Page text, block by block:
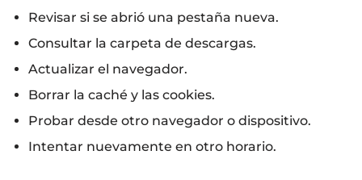
Revisar si se abrió una pestaña nueva.
Consultar la carpeta de descargas.
Actualizar el navegador.
Borrar la caché y las cookies.
Probar desde otro navegador o dispositivo.
Intentar nuevamente en otro horario.